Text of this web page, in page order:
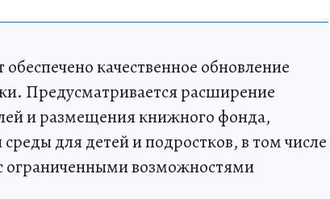
качественное обновление
Предусматривается расширение
и размещения книжного фонда,
для детей и подростков, в том числе
ограниченными возможностями